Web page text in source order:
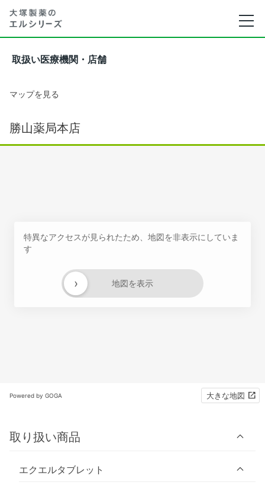
取扱い医療機関・店舗
マップを見る
勝山薬局本店
特異なアクセスが見られたため、地図を非表示にしていま
す
地図を表示
›
Powered by GOGA 大きな地図
取り扱い商品
エクエルタブレット